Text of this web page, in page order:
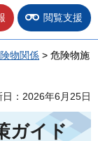
閲覧支援
物関係 > 危険物施
日：2026年6月25日
ガイド